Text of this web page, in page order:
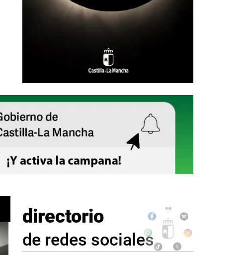
directorio
de redes sociales